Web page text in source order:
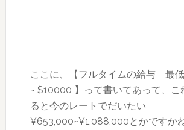
ここに、【フルタイムの給与 最
~ $10000 】って書いてあって、こ
ると今のレートでだいたい
¥653,000~¥1,088,000とかですか